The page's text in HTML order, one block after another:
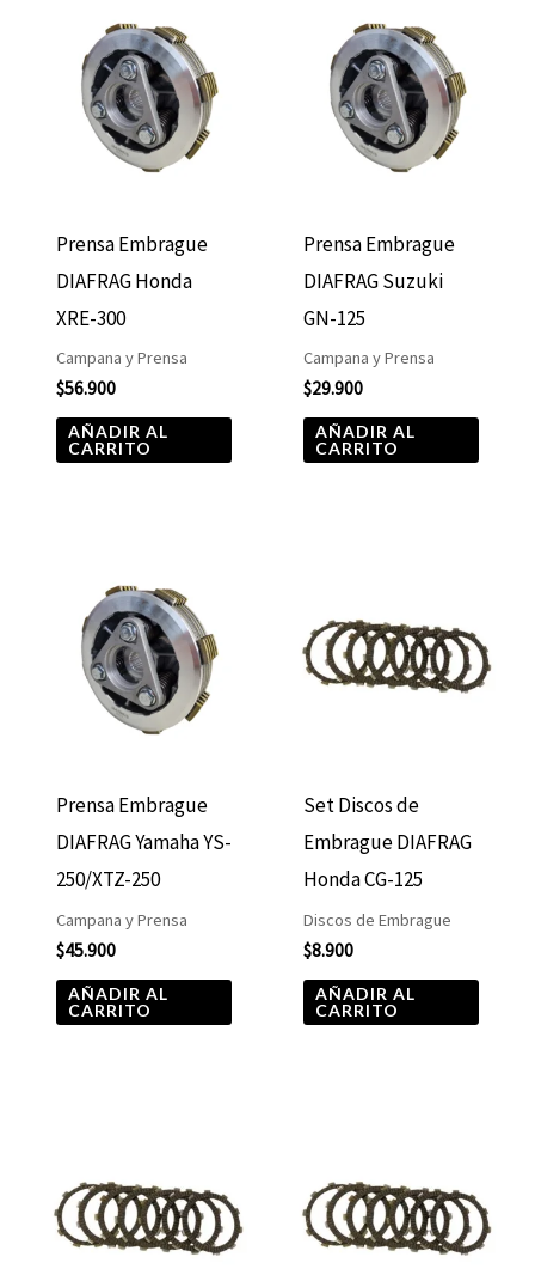
Prensa Embrague
DIAFRAG Honda
XRE-300
Campana y Prensa
$56.900
AÑADIR AL
CARRITO
Prensa Embrague
DIAFRAG Suzuki
GN-125
Campana y Prensa
$29.900
AÑADIR AL
CARRITO
Prensa Embrague
DIAFRAG Yamaha YS-
250/XTZ-250
Campana y Prensa
$45.900
AÑADIR AL
CARRITO
Set Discos de
Embrague DIAFRAG
Honda CG-125
Discos de Embrague
$8.900
AÑADIR AL
CARRITO